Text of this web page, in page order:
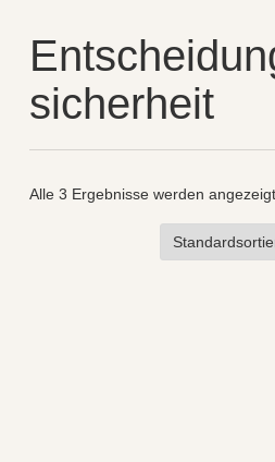
sicherheit
Alle 3 Ergebnisse werden angezeigt